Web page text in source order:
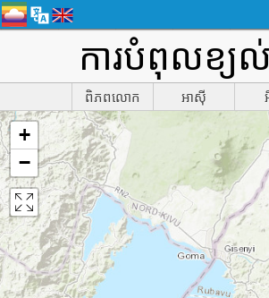
ការបំពុលខ្យ
ពិភពលោក អាស៊ី
+
−